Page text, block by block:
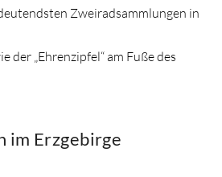
im Erzgebirge
Zweiradsammlungen in
der „Ehrenzipfel“ am Fuße des